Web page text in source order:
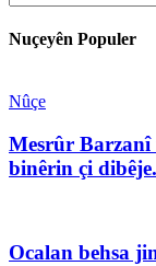
Nuçeyên Populer
Nûçe
Mesrûr Barzanî
binêrin çi
Ocalan behsa